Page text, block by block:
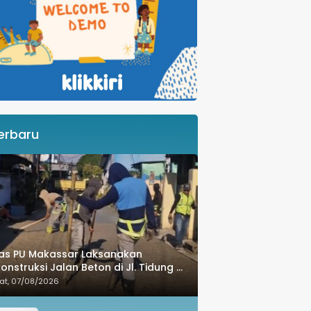
PU Makassar Laksanakan
Jalan Beton di Jl. Tidung 6
Tingkatkan Kualitas Infrastruktur
07/08/2026